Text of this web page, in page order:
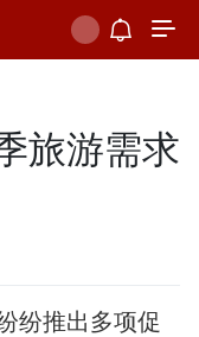
旅游需求
纷推出多项促